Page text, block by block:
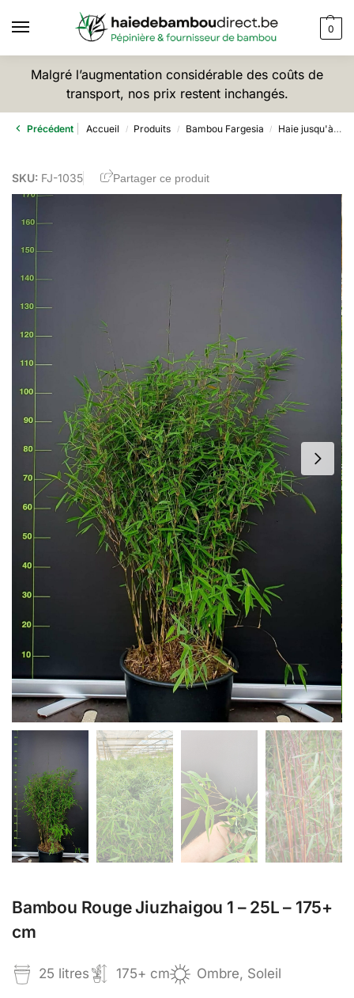
0
Malgré l’augmentation considérable des coûts de
transport, nos prix restent inchangés.
Précédent Accueil / Produits / Bambou Fargesia / Haie jusqu'à 2,5m
SKU: FJ-1035 Partager ce produit
Bambou Rouge Jiuzhaigou 1 – 25L – 175+
cm
25 litres 175+ cm Ombre, Soleil